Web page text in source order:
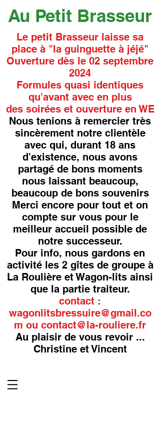
Au Petit Brasseur
Le petit Brasseur laisse sa
place à "la guinguette à jéjé"
Ouverture dès le 02 septembre
2024
Formules quasi identiques
qu'avant avec en plus
des soirées et ouverture en WE
Nous tenions à remercier très
sincèrement notre clientèle
avec qui, durant 18 ans
d'existence, nous avons
partagé de bons moments
nous laissant beaucoup,
beaucoup de bons souvenirs
Merci encore pour tout et on
compte sur vous pour le
meilleur accueil possible de
notre successeur.
Pour info, nous gardons en
activité les 2 gîtes de groupe à
La Roulière et Wagon-lits ainsi
que la partie traiteur.
contact :
wagonlitsbressuire@gmail.co
m ou contact@la-rouliere.fr
Au plaisir de vous revoir ...
Christine et Vincent